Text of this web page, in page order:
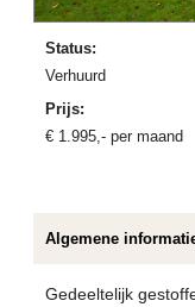
Status:
verhuurd
Prijs:
€ 1.995 ,- per maand
Algemene
Gedeeltelijk